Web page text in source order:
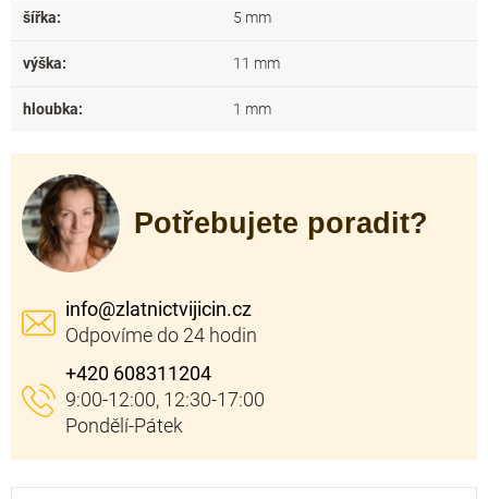
šířka: 5 mm
výška: 11 mm
hloubka: 1 mm
Potřebujete poradit?
info@zlatnictvijicin.cz
+420 608311204